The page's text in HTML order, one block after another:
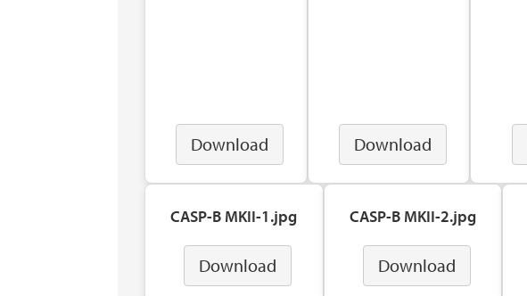
Download Download
CASP-B MKII-1.jpg
Download
CASP-B MKII-2.jpg
Download